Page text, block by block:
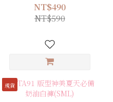
NT$490
NT$590
現貨